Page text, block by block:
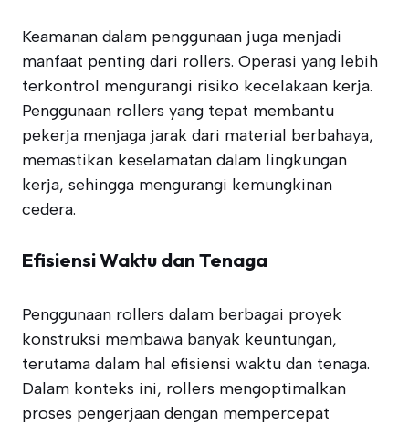
Keamanan dalam penggunaan juga menjadi
manfaat penting dari rollers. Operasi yang lebih
terkontrol mengurangi risiko kecelakaan kerja.
Penggunaan rollers yang tepat membantu
pekerja menjaga jarak dari material berbahaya,
memastikan keselamatan dalam lingkungan
kerja, sehingga mengurangi kemungkinan
cedera.
Efisiensi Waktu dan Tenaga
Penggunaan rollers dalam berbagai proyek
konstruksi membawa banyak keuntungan,
terutama dalam hal efisiensi waktu dan tenaga.
Dalam konteks ini, rollers mengoptimalkan
proses pengerjaan dengan mempercepat